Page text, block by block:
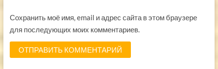
Сохранить моё имя, email и адрес сайта в этом браузере
для последующих моих комментариев.